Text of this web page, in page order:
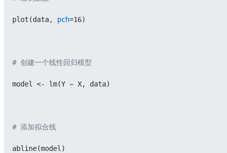
plot(data, pch=16)
# 创建一个线性回归模型
model <- lm(Y ~ X, data)
# 添加拟合线
abline(model)